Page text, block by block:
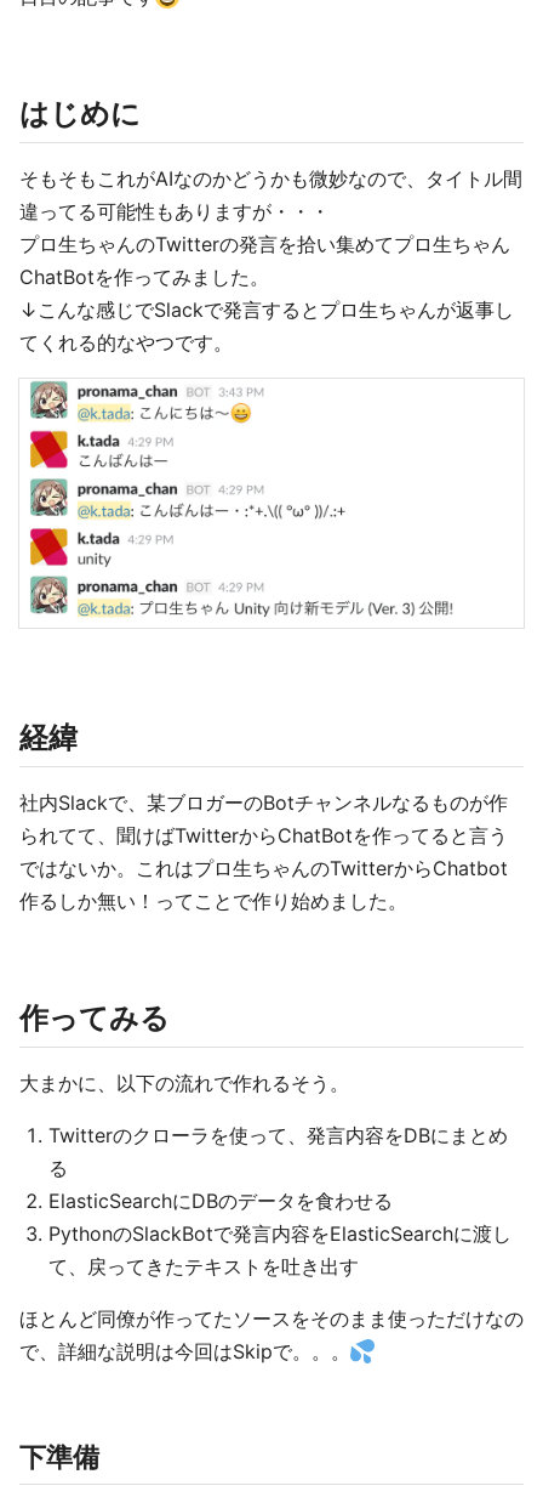
はじめに
そもそもこれがAIなのかどうかも微妙なので、タイトル間
違ってる可能性もありますが・・・
プロ生ちゃんのTwitterの発言を拾い集めてプロ生ちゃん
ChatBotを作ってみました。
↓こんな感じでSlackで発言するとプロ生ちゃんが返事し
てくれる的なやつです。
経緯
社内Slackで、某ブロガーのBotチャンネルなるものが作
られてて、聞けばTwitterからChatBotを作ってると言う
ではないか。これはプロ生ちゃんのTwitterからChatbot
作るしか無い！ってことで作り始めました。
作ってみる
大まかに、以下の流れで作れるそう。
Twitterのクローラを使って、発言内容をDBにまとめ
る
ElasticSearchにDBのデータを食わせる
PythonのSlackBotで発言内容をElasticSearchに渡し
て、戻ってきたテキストを吐き出す
ほとんど同僚が作ってたソースをそのまま使っただけなの
で、詳細な説明は今回はSkipで。。。
下準備